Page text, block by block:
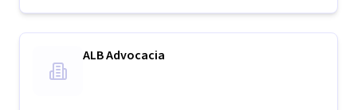
ALB Advocacia